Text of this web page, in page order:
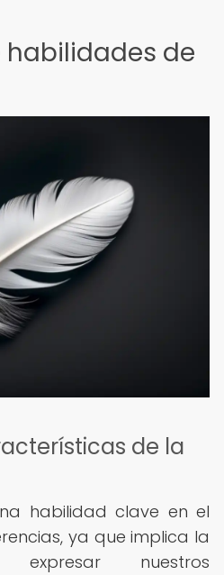
habilidades de
de la
habilidad clave en el
ya que implica la
nuestros